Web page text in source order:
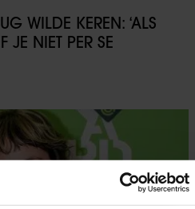
WILDE KEREN: ‘ALS
JE NIET PER SE